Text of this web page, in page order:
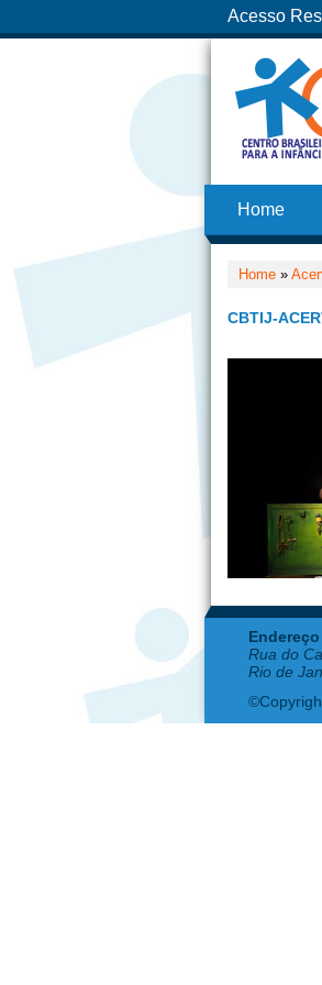
Acesso
Home
Home »
CBTIJ-
Endereço
Rua do
Rio de